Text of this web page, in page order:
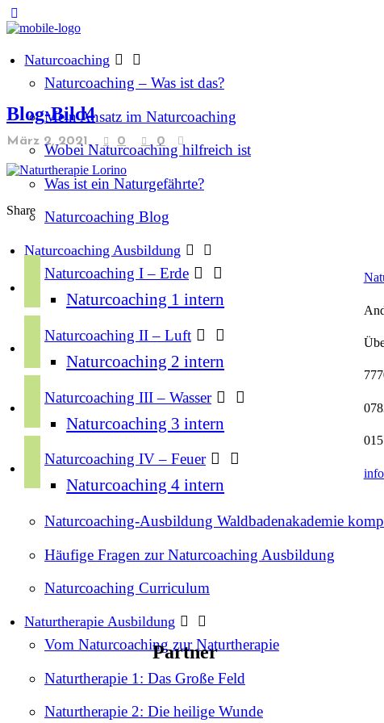
Naturcoaching
Naturcoaching – Was ist das?
Mein Ansatz im Naturcoaching
Wobei Naturcoaching hilfreich ist
Was ist ein Naturgefährte?
Naturcoaching Blog
Naturcoaching Ausbildung
Naturcoaching I – Erde
Naturcoaching 1 intern
Naturcoaching II – Luft
Naturcoaching 2 intern
Naturcoaching III – Wasser
Naturcoaching 3 intern
Naturcoaching IV – Feuer
Naturcoaching 4 intern
Naturcoaching-Ausbildung Waldbadenakademie
Häufige Fragen zur Naturcoaching Ausbildung
Naturcoaching Curriculum
Naturtherapie Ausbildung
Vom Naturcoaching zur Naturtherapie
Naturtherapie 1: Das Große Feld
Naturtherapie 2: Die heilige Wunde
Blog-Bild4
März 2, 2021 0 0
Share
c
o
k
s
g
a
u
e
o
Partner